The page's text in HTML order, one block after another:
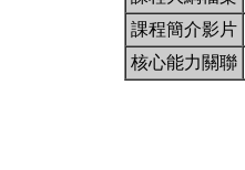
課程簡介影片
核心能力關聯